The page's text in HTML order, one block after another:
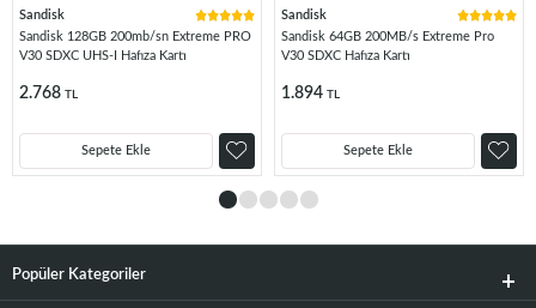
Sandisk
Sandisk 128GB 200mb/sn Extreme PRO
V30 SDXC UHS-I Hafıza Kartı
2.768 TL
Sepete Ekle
Sandisk
Sandisk 64GB 200MB/s Extreme Pro
V30 SDXC Hafıza Kartı
1.894 TL
Sepete Ekle
Popüler Kategoriler